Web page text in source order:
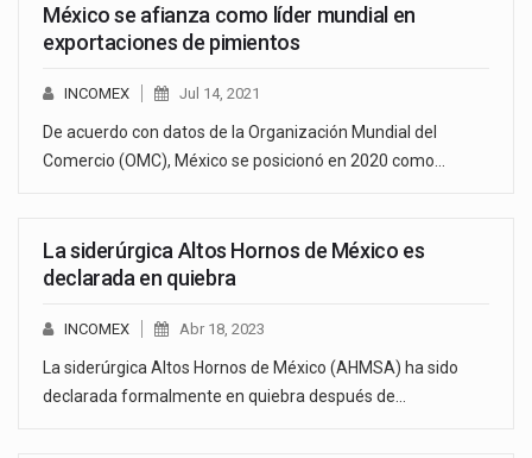
México se afianza como líder mundial en
exportaciones de pimientos
INCOMEX Jul 14, 2021
De acuerdo con datos de la Organización Mundial del
Comercio (OMC), México se posicionó en 2020 como…
La siderúrgica Altos Hornos de México es
declarada en quiebra
INCOMEX Abr 18, 2023
La siderúrgica Altos Hornos de México (AHMSA) ha sido
declarada formalmente en quiebra después de…